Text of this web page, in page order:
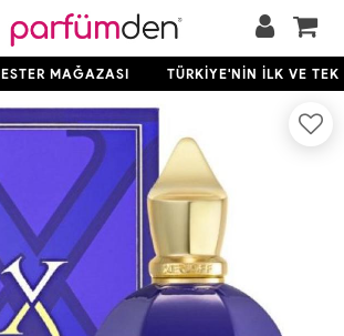
MAĞAZASI TÜRKİYE'NİN İLK VE TEK